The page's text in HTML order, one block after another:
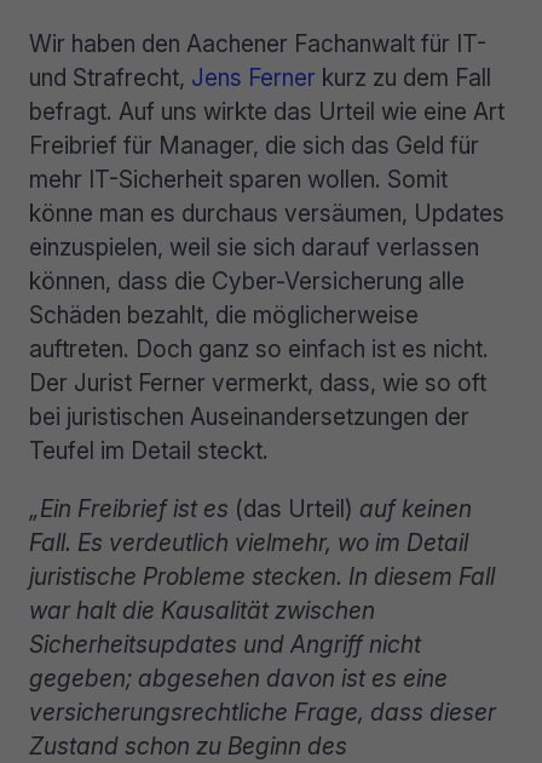
Wir haben den Aachener Fachanwalt für IT-
und Strafrecht, Jens Ferner kurz zu dem Fall
befragt. Auf uns wirkte das Urteil wie eine Art
Freibrief für Manager, die sich das Geld für
mehr IT-Sicherheit sparen wollen. Somit
könne man es durchaus versäumen, Updates
einzuspielen, weil sie sich darauf verlassen
können, dass die Cyber-Versicherung alle
Schäden bezahlt, die möglicherweise
auftreten. Doch ganz so einfach ist es nicht.
Der Jurist Ferner vermerkt, dass, wie so oft
bei juristischen Auseinandersetzungen der
Teufel im Detail steckt.
„Ein Freibrief ist es (das Urteil) auf keinen
Fall. Es verdeutlich vielmehr, wo im Detail
juristische Probleme stecken. In diesem Fall
war halt die Kausalität zwischen
Sicherheitsupdates und Angriff nicht
gegeben; abgesehen davon ist es eine
versicherungsrechtliche Frage, dass dieser
Zustand schon zu Beginn des